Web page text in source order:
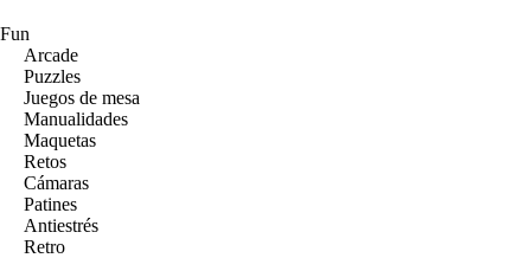
Fun
Arcade
Puzzles
Juegos de mesa
Manualidades
Maquetas
Retos
Cámaras
Patines
Antiestrés
Retro